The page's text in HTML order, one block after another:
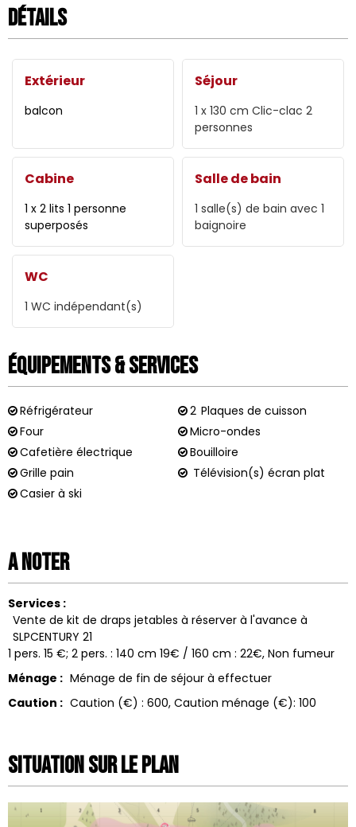
Détails
Extérieur
balcon
Séjour
1 x 130 cm Clic-clac 2
personnes
Cabine
1 x 2 lits 1 personne
superposés
Salle de bain
1 salle(s) de bain avec 1
baignoire
WC
1 WC indépendant(s)
Équipements & Services
Réfrigérateur 2 Plaques de cuisson
Four
Micro-ondes
Cafetière électrique
Bouilloire
Grille pain
Télévision(s) écran plat
Casier à ski
A noter
Services :
Vente de kit de draps jetables à réserver à l'avance à
SLPCENTURY 21
1 pers. 15 €; 2 pers. : 140 cm 19€ / 160 cm : 22€ Non fumeur
Ménage : Ménage de fin de séjour à effectuer
Caution : Caution (€) : 600 Caution ménage (€): 100
Situation sur le Plan